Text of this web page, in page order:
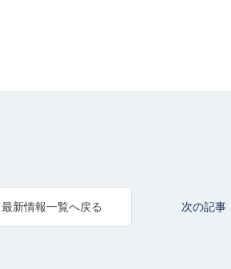
最新情報一覧へ戻る 次の記事